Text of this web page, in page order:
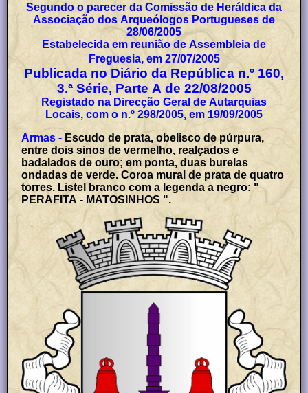
Segundo o parecer da Comissão de Heráldica da
Associação dos Arqueólogos Portugueses de
28/06/2005
Estabelecida em reunião de Assembleia de
Freguesia, em 27/07/2005
Publicada no Diário da República n.º 160,
3.ª Série, Parte A de 22/08/2005
Registado na Direcção Geral de Autarquias
Locais, com o n.º 298/2005, em 19/09/2005
Armas - Escudo de prata, obelisco de púrpura,
entre dois sinos de vermelho, realçados e
badalados de ouro; em ponta, duas burelas
ondadas de verde. Coroa mural de prata de quatro
torres. Listel branco com a legenda a negro: "
PERAFITA - MATOSINHOS ".